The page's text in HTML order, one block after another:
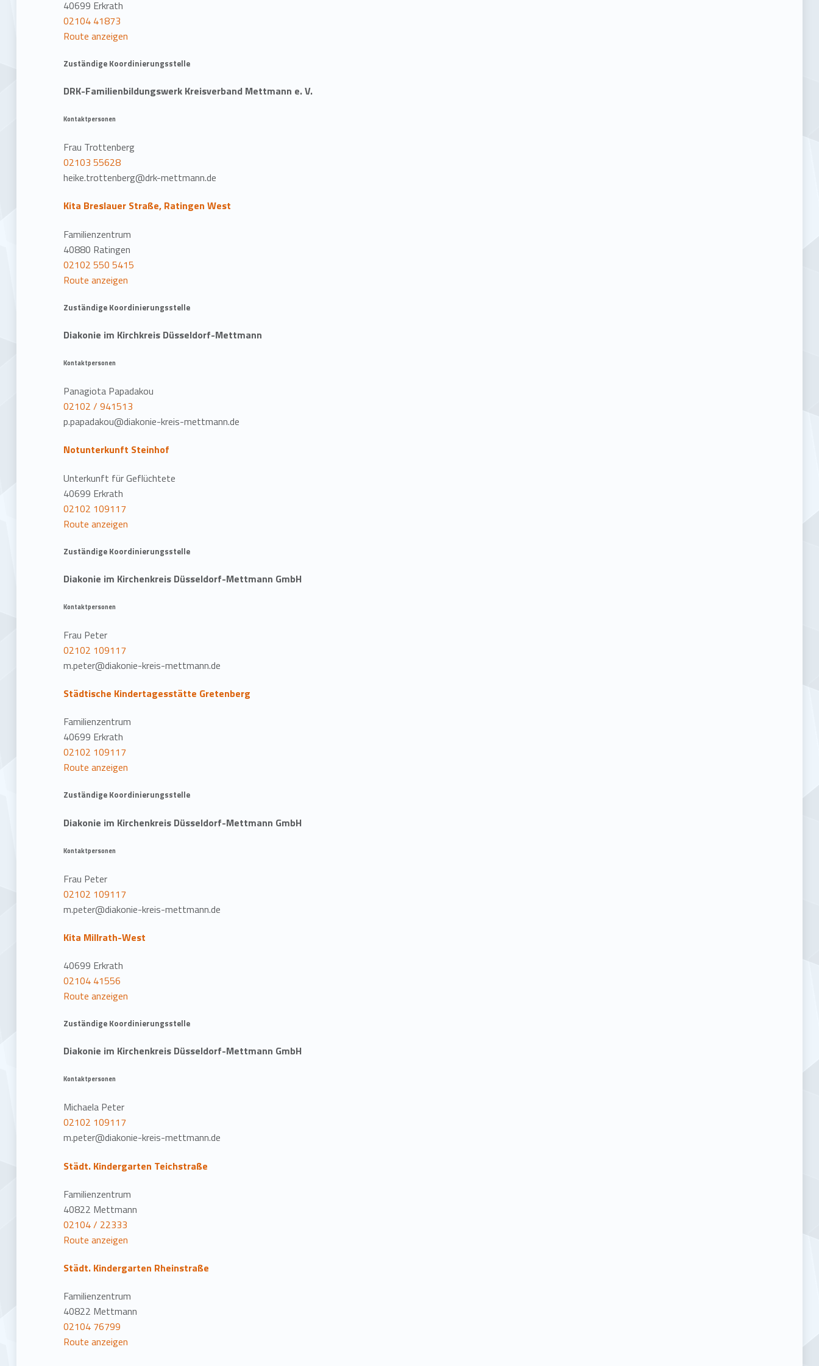
40699 Erkrath
02104 41873
Route anzeigen
Zuständige Koordinierungsstelle
DRK-Familienbildungswerk Kreisverband Mettmann e. V.
Kontaktpersonen
Frau Trottenberg
02103 55628
heike.trottenberg@drk-mettmann.de
Kita Breslauer Straße, Ratingen West
Familienzentrum
40880 Ratingen
02102 550 5415
Route anzeigen
Zuständige Koordinierungsstelle
Diakonie im Kirchkreis Düsseldorf-Mettmann
Kontaktpersonen
Panagiota Papadakou
02102 / 941513
p.papadakou@diakonie-kreis-mettmann.de
Notunterkunft Steinhof
Unterkunft für Geflüchtete
40699 Erkrath
02102 109117
Route anzeigen
Zuständige Koordinierungsstelle
Diakonie im Kirchenkreis Düsseldorf-Mettmann GmbH
Kontaktpersonen
Frau Peter
02102 109117
m.peter@diakonie-kreis-mettmann.de
Städtische Kindertagesstätte Gretenberg
Familienzentrum
40699 Erkrath
02102 109117
Route anzeigen
Zuständige Koordinierungsstelle
Diakonie im Kirchenkreis Düsseldorf-Mettmann GmbH
Kontaktpersonen
Frau Peter
02102 109117
m.peter@diakonie-kreis-mettmann.de
Kita Millrath-West
40699 Erkrath
02104 41556
Route anzeigen
Zuständige Koordinierungsstelle
Diakonie im Kirchenkreis Düsseldorf-Mettmann GmbH
Kontaktpersonen
Michaela Peter
02102 109117
m.peter@diakonie-kreis-mettmann.de
Städt. Kindergarten Teichstraße
Familienzentrum
40822 Mettmann
02104 / 22333
Route anzeigen
Städt. Kindergarten Rheinstraße
Familienzentrum
40822 Mettmann
02104 76799
Route anzeigen